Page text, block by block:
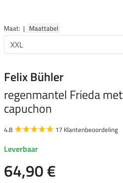
Maat: | Maattabel
Felix Bühler
regenmantel Frieda met
capuchon
4.8 17 Klantenbeoordeling
Leverbaar
64,90 €